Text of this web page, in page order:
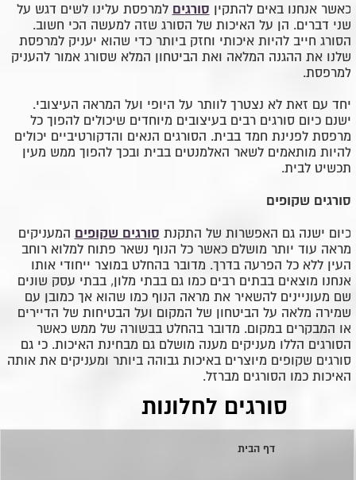
כאשר אנחנו באים להתקין סורגים למרפסת עלינו לשים דגש על
שני דברים. הן על האיכות של הסורג שזה למעשה הכי חשוב.
הסורג חייב להיות איכותי וחזק ביותר כדי שהוא יעניק למרפסת
שלנו את ההגנה המלאה ואת הביטחון המלא שסורג אמור להעניק
למרפסת.
יחד עם זאת לא נצטרך לוותר על היופי ועל המראה העיצובי.
ישנם כיום סורגים רבים בעיצובים מיוחדים שיכולים להפוך כל
מרפסת לפנינת חמד בבית. הסורגים הנאים והדקורטיביים יכולים
להיות מותאמים לשאר האלמנטים בבית ובכך להפוך ממש מעין
תכשיט לבית.
סורגים שקופים
כיום ישנה גם האפשרות של התקנת סורגים שקופים המעניקים
מראה עוד יותר מושלם כאשר כל הנוף נשאר פתוח למלוא רוחב
העין ללא כל הפרעה בדרך. מדובר בהחלט במוצר ייחודי אותו
אנחנו מוצאים בבתים רבים כמו גם בבתי מלון, בבתי עסק שונים
שם מעוניינים להשאיר את מראה הנוף כמו שהוא אך כמובן עם
שמירה מלאה על הביטחון של המקום ועל הבטיחות של הדיירים
או המבקרים במקום. מדובר בהחלט בבשורה של ממש כאשר
הסורגים הללו מעניקים מענה מושלם גם מבחינת האיכות. כי גם
סורגים שקופים מיוצרים באיכות גבוהה ביותר ומעניקים את אותה
האיכות כמו הסורגים מברזל.
דף הבית
סורגים לחלונות